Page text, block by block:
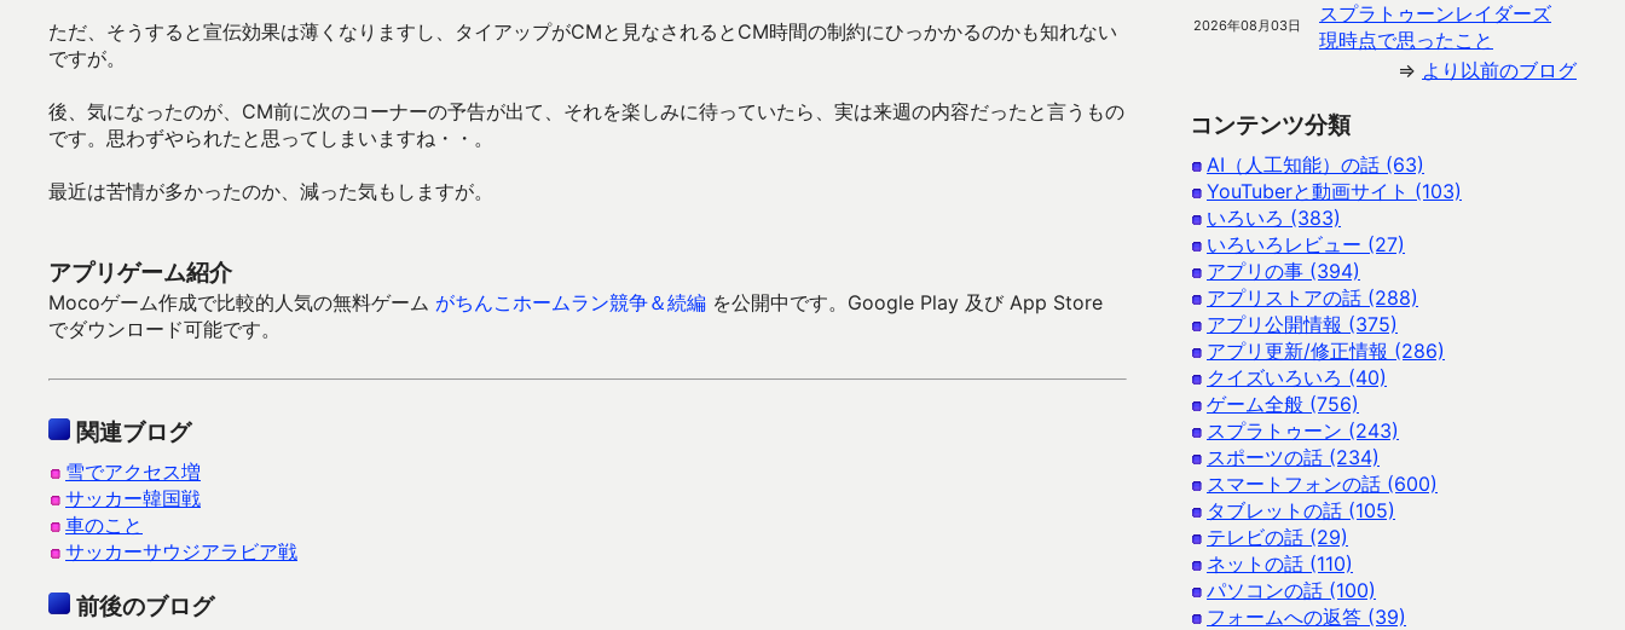
ただ、そうすると宣伝効果は薄くなりますし、タイアップがCMと見なされるとCM時間の制約にひっかかるのかも知れない
ですが。
後、気になったのが、CM前に次のコーナーの予告が出て、それを楽しみに待っていたら、実は来週の内容だったと言うもの
です。思わずやられたと思ってしまいますね・・。
最近は苦情が多かったのか、減った気もしますが。
アプリゲーム紹介
Mocoゲーム作成で比較的人気の無料ゲーム がちんこホームラン競争＆続編 を公開中です。Google Play 及び App Store
でダウンロード可能です。
関連ブログ
雪でアクセス増
サッカー韓国戦
車のこと
サッカーサウジアラビア戦
前後のブログ
2026年08月03日
スプラトゥーンレイダーズ
現時点で思ったこと
⇒ より以前のブログ
コンテンツ分類
AI（人工知能）の話 (63)
YouTuberと動画サイト (103)
いろいろ (383)
いろいろレビュー (27)
アプリの事 (394)
アプリストアの話 (288)
アプリ公開情報 (375)
アプリ更新/修正情報 (286)
クイズいろいろ (40)
ゲーム全般 (756)
スプラトゥーン (243)
スポーツの話 (234)
スマートフォンの話 (600)
タブレットの話 (105)
テレビの話 (29)
ネットの話 (110)
パソコンの話 (100)
フォームへの返答 (39)